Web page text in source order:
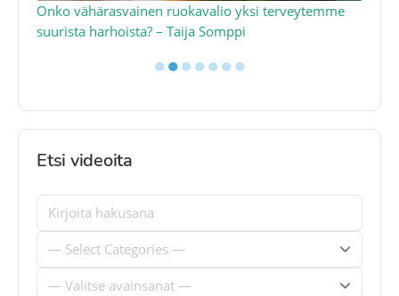
Onko vähärasvainen ruokavalio yksi terveytemme
suurista harhoista? – Taija Somppi
●●●●●●●
Etsi videoita